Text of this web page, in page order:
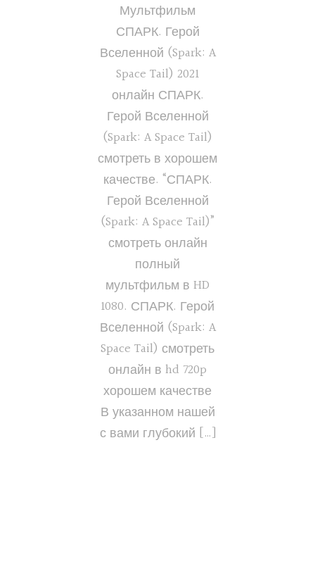
Мультфильм
СПАРК. Герой
Вселенной (Spark: A
Space Tail) 2021
онлайн СПАРК.
Герой Вселенной
(Spark: A Space Tail)
смотреть в хорошем
качестве. “СПАРК.
Герой Вселенной
(Spark: A Space Tail)”
смотреть онлайн
полный
мультфильм в HD
1080. СПАРК. Герой
Вселенной (Spark: A
Space Tail) смотреть
онлайн в hd 720p
хорошем качестве
В указанном нашей
с вами глубокий […]